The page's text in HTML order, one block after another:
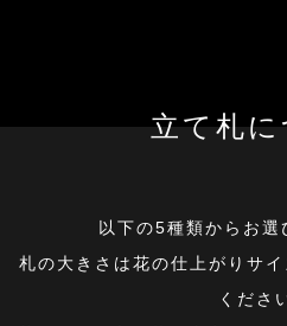
立て札
以下の5種類からお選
札の大きさは花の仕上がりサ
くださ